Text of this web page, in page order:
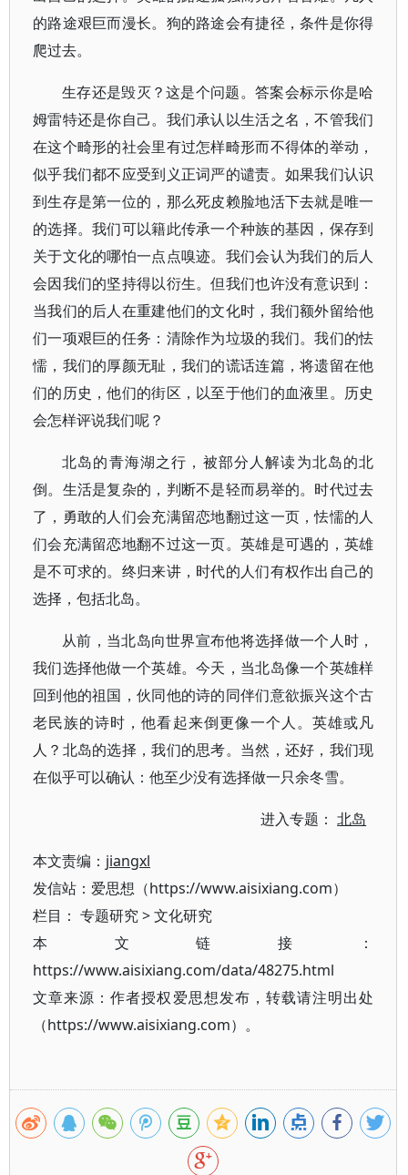
的路途艰巨而漫长。狗的路途会有捷径，条件是你得
爬过去。
生存还是毁灭？这是个问题。答案会标示你是哈
姆雷特还是你自己。我们承认以生活之名，不管我们
在这个畸形的社会里有过怎样畸形而不得体的举动，
似乎我们都不应受到义正词严的谴责。如果我们认识
到生存是第一位的，那么死皮赖脸地活下去就是唯一
的选择。我们可以籍此传承一个种族的基因，保存到
关于文化的哪怕一点点嗅迹。我们会认为我们的后人
会因我们的坚持得以衍生。但我们也许没有意识到：
当我们的后人在重建他们的文化时，我们额外留给他
们一项艰巨的任务：清除作为垃圾的我们。我们的怯
懦，我们的厚颜无耻，我们的谎话连篇，将遗留在他
们的历史，他们的街区，以至于他们的血液里。历史
会怎样评说我们呢？
北岛的青海湖之行，被部分人解读为北岛的北
倒。生活是复杂的，判断不是轻而易举的。时代过去
了，勇敢的人们会充满留恋地翻过这一页，怯懦的人
们会充满留恋地翻不过这一页。英雄是可遇的，英雄
是不可求的。终归来讲，时代的人们有权作出自己的
选择，包括北岛。
从前，当北岛向世界宣布他将选择做一个人时，
我们选择他做一个英雄。今天，当北岛像一个英雄样
回到他的祖国，伙同他的诗的同伴们意欲振兴这个古
老民族的诗时，他看起来倒更像一个人。英雄或凡
人？北岛的选择，我们的思考。当然，还好，我们现
在似乎可以确认：他至少没有选择做一只余冬雪。
进入专题：北岛
本文责编： jiangxl
发信站：爱思想（https://www.aisixiang.com）
栏目： 专题研究>文化研究
本文链接：
https://www.aisixiang.com/data/48275.html
文章来源：作者授权爱思想发布，转载请注明出处
（https://www.aisixiang.com）。